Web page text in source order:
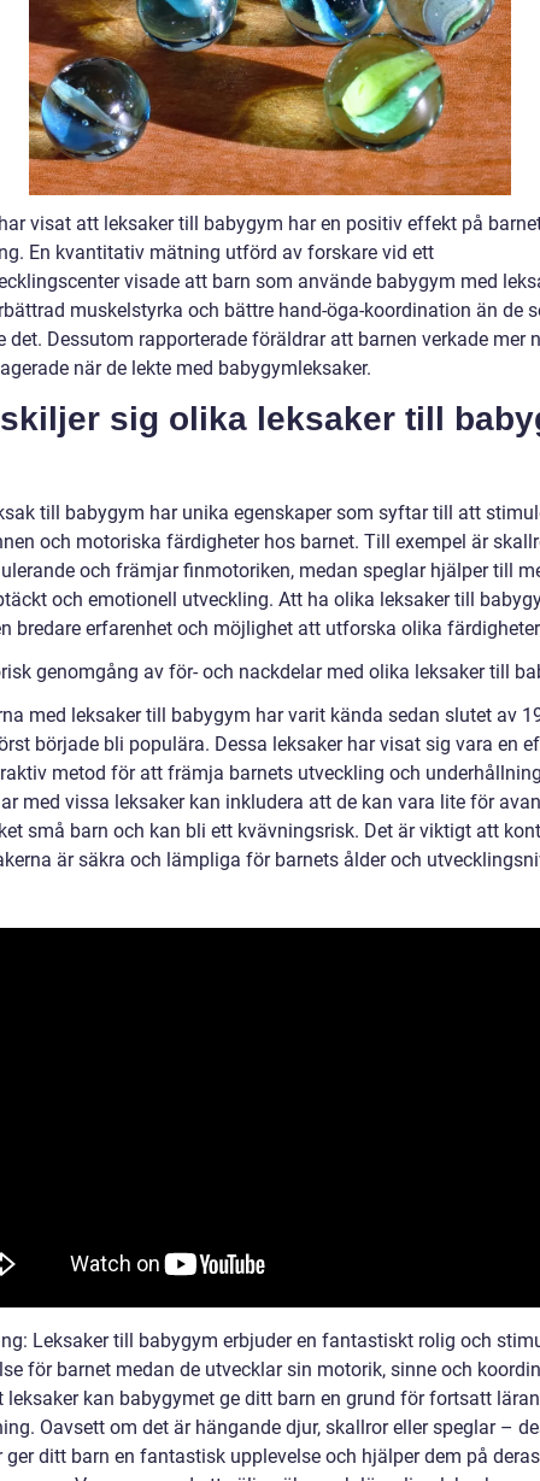
visat att leksaker till babygym har en positiv effekt på
En kvantitativ mätning utförd av forskare vid ett
visade att barn som använde babygym med
muskelstyrka och bättre hand-öga-koordination än de
det. Dessutom rapporterade föräldrar att barnen verkade mer
när de lekte med babygymleksaker.
sig olika leksaker till
till babygym har unika egenskaper som syftar till att
och motoriska färdigheter hos barnet. Till exempel är
och främjar finmotoriken, medan speglar hjälper till
och emotionell utveckling. Att ha olika leksaker till
bredare erfarenhet och möjlighet att utforska olika
genomgång av för- och nackdelar med olika leksaker till
med leksaker till babygym har varit kända sedan slutet av
började bli populära. Dessa leksaker har visat sig vara en
metod för att främja barnets utveckling och
med vissa leksaker kan inkludera att de kan vara lite för
små barn och kan bli ett kvävningsrisk. Det är viktigt att
är säkra och lämpliga för barnets ålder och
Leksaker till babygym erbjuder en fantastiskt rolig och
för barnet medan de utvecklar sin motorik, sinne och
leksaker kan babygymet ge ditt barn en grund för fortsatt
Oavsett om det är hängande djur, skallror eller speglar –
ger ditt barn en fantastisk upplevelse och hjälper dem på deras